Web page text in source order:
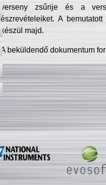
verseny zsűrije és a
észrevételeiket. A
készül majd.
A beküldendő dokumentum